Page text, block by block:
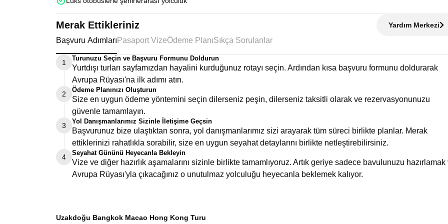
Merak Ettikleriniz Yardım Merkezi
Başvuru Adımları Pasaport VizeÖdeme Planı Sıkça Sorulanlar
1
Turunuzu Seçin ve Başvuru Formunu Doldurun
Yurtdışı turları sayfamızdan hayalini kurduğunuz rotayı seçin. Ardından kısa başvuru formunu doldurarak
Avrupa Rüyası'na ilk adımı atın.
2
Ödeme Planınızı Oluşturun
Size en uygun ödeme yöntemini seçin dilerseniz peşin, dilerseniz taksitli olarak ve rezervasyonunuzu
güvenle tamamlayın.
3
Yol Danışmanlarımız Sizinle İletişime Geçsin
Başvurunuz bize ulaştıktan sonra, yol danışmanlarımız sizi arayarak tüm süreci birlikte planlar. Merak
ettiklerinizi rahatlıkla sorabilir, size en uygun seyahat detaylarını birlikte netleştirebilirsiniz.
4
Seyahat Gününü Heyecanla Bekleyin
Vize ve diğer hazırlık aşamalarını sizinle birlikte tamamlıyoruz. Artık geriye sadece bavulunuzu hazırlamak
Avrupa Rüyası'yla çıkacağınız o unutulmaz yolculuğu heyecanla beklemek kalıyor.
Uzakdoğu Bangkok Macao Hong Kong Turu